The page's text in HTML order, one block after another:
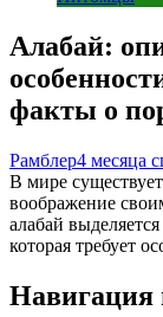
Алабай:
факты о
Рамблер4 месяца
В мире
воображение
алабай
которая требует
Навигация